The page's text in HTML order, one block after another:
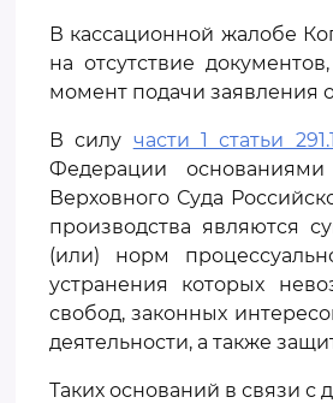
В кассационной жалобе
на отсутствие
момент подачи заявления
В силу части 1 статьи
Федерации
Верховного Суда
производства являются
(или) норм
устранения которых
свобод, законных
деятельности, а также
Таких оснований в связи с